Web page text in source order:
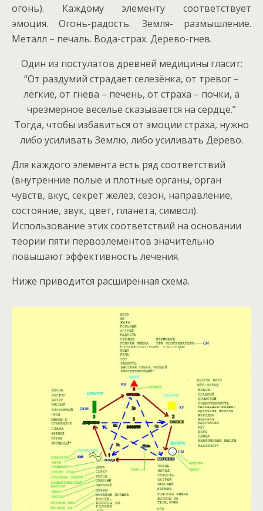
огонь). Каждому элементу соответствует
эмоция. Огонь-радость. Земля- размышление.
Металл – печаль. Вода-страх. Дерево-гнев.
Один из постулатов древней медицины гласит:
“От раздумий страдает селезёнка, от тревог –
лёгкие, от гнева – печень, от страха – почки, а
чрезмерное веселье сказывается на сердце.”
Тогда, чтобы избавиться от эмоции страха, нужно
либо усиливать Землю, либо усиливать Дерево.
Для каждого элемента есть ряд соответствий
(внутренние полые и плотные органы, орган
чувств, вкус, секрет желез, сезон, направление,
состояние, звук, цвет, планета, символ).
Использование этих соответствий на основании
теории пяти первоэлементов значительно
повышают эффективность лечения.
Ниже приводится расширенная схема.